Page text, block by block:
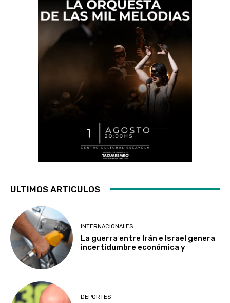
ULTIMOS ARTICULOS
INTERNACIONALES
La guerra entre Irán e Israel genera
incertidumbre económica y
DEPORTES